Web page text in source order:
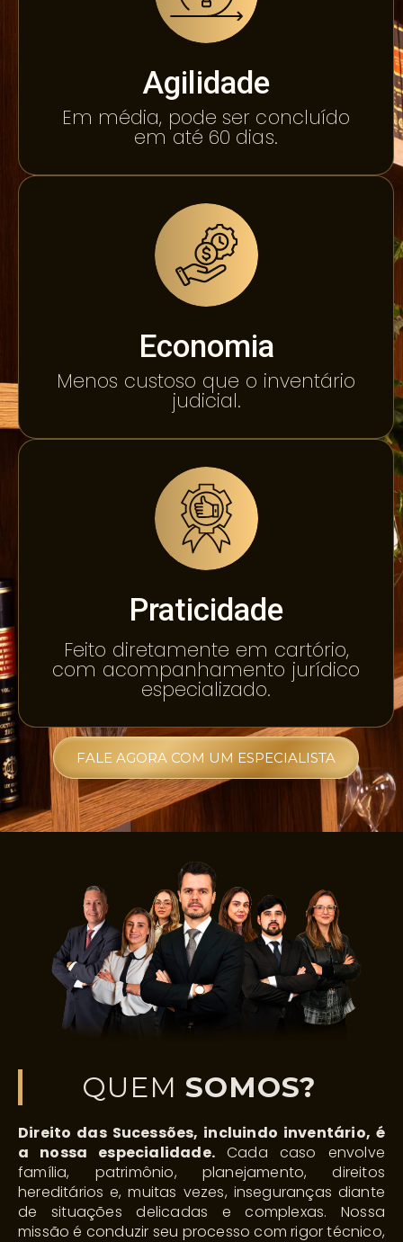
Agilidade
Em média, pode ser concluído
em até 60 dias.
Economia
Menos custoso que o inventário
judicial.
Praticidade
Feito diretamente em cartório,
com acompanhamento jurídico
especializado.
FALE AGORA COM UM ESPECIALISTA
QUEM SOMOS?
Direito das Sucessões, incluindo inventário, é
a nossa especialidade. Cada caso envolve
família, patrimônio, planejamento, direitos
hereditários e, muitas vezes, inseguranças diante
de situações delicadas e complexas. Nossa
missão é conduzir seu processo com rigor técnico,